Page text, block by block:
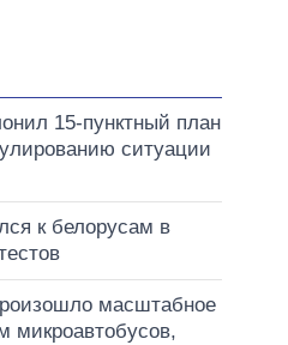
15-пунктный план
ситуации
к белорусам в
масштабное
микроавтобусов,